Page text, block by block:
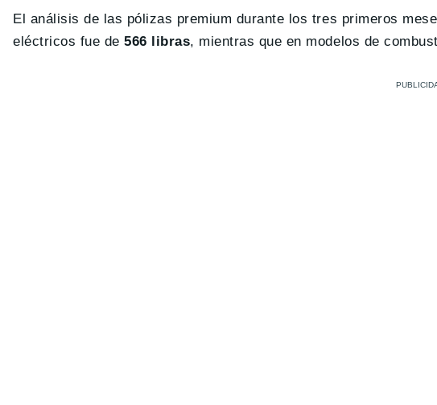
El análisis de las pólizas premium durante los tres primeros
eléctricos fue de566 libras, mientras que en modelos de